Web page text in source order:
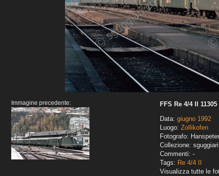
Immagine precedente:
FFS Re 4/4 II 11305
Data: giugno 1992
Luogo: Zollikofen
Fotografo:
Collezione:
Commenti: -
Tags: Re 4/4 II
Visualizza tutte le